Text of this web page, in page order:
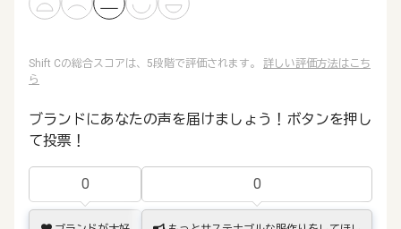
Shift Cの総合スコアは、5段階で評価されます。 詳しい評価方法はこち
ら
ブランドにあなたの声を届けましょう！ボタンを押し
て投票！
0 0